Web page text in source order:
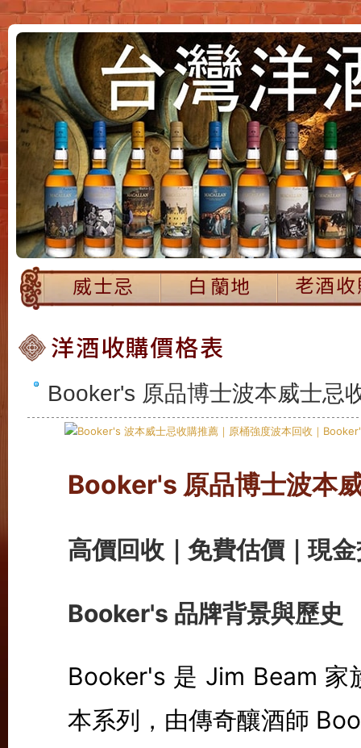
Booker's 原品博士波本威士忌
Booker's 原品博士波本
高價回收｜免費估價｜現
Booker's 品牌背景與歷史
Booker's 是 Jim Beam
本系列，由傳奇釀酒師